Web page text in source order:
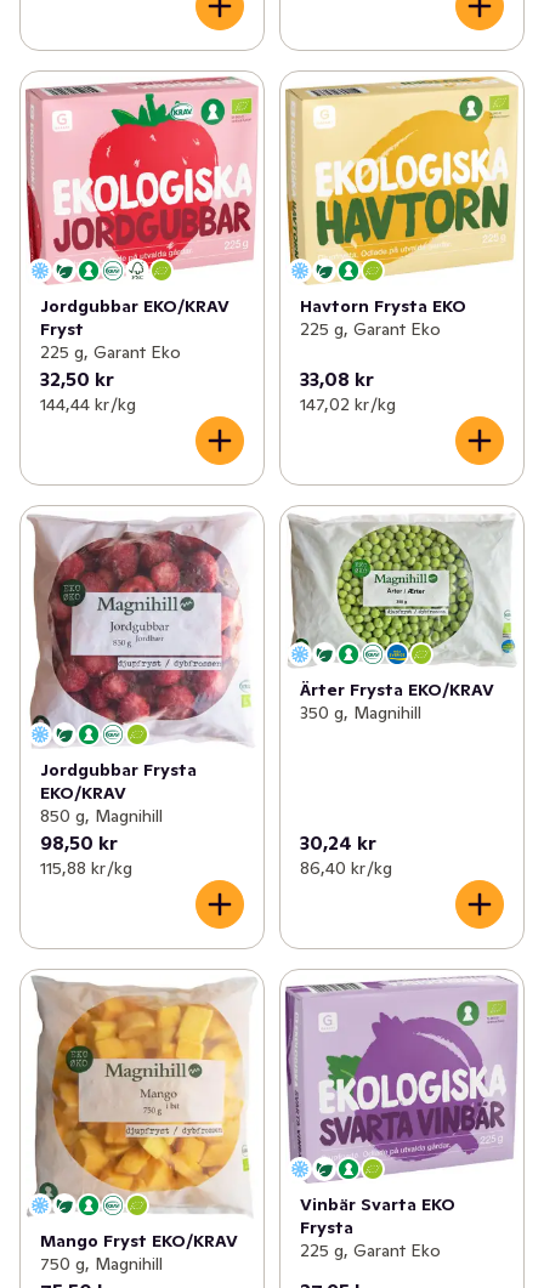
Jordgubbar EKO/KRAV
Fryst
225 g, Garant Eko
32,50 kr
144,44 kr /kg
Havtorn Frysta EKO
225 g, Garant Eko
33,08 kr
147,02 kr /kg
Jordgubbar Frysta
EKO/KRAV
850 g, Magnihill
98,50 kr
115,88 kr /kg
Ärter Frysta EKO/KRAV
350 g, Magnihill
30,24 kr
86,40 kr /kg
Mango Fryst EKO/KRAV
750 g, Magnihill
Vinbär Svarta EKO
Frysta
225 g, Garant Eko